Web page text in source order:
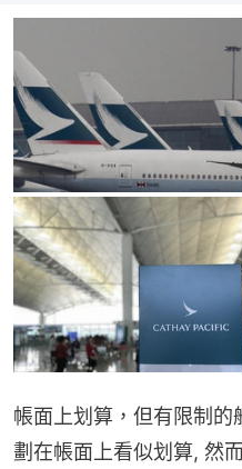
帳面上划算，但有限制
劃在帳面上看似划算, 然